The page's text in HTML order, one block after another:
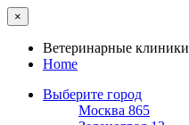
×
Ветеринарные клиники
Home
Выберите город
Москва 865